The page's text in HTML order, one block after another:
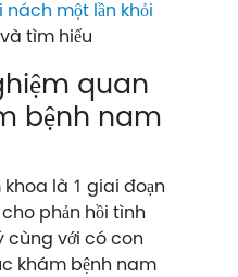
một lần khỏi
và tìm hiểu
quan
bệnh nam
là 1 giai đoạn
phản hồi tình
cùng với có con
khám bệnh nam